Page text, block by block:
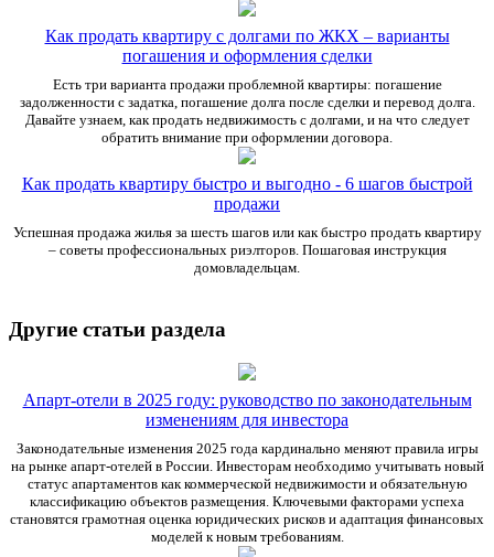
Как продать квартиру с долгами по ЖКХ – варианты
погашения и оформления сделки
Есть три варианта продажи проблемной квартиры: погашение
задолженности с задатка, погашение долга после сделки и перевод долга.
Давайте узнаем, как продать недвижимость с долгами, и на что следует
обратить внимание при оформлении договора.
Как продать квартиру быстро и выгодно - 6 шагов быстрой
продажи
Успешная продажа жилья за шесть шагов или как быстро продать квартиру
– советы профессиональных риэлторов. Пошаговая инструкция
домовладельцам.
Другие статьи раздела
Апарт-отели в 2025 году: руководство по законодательным
изменениям для инвестора
Законодательные изменения 2025 года кардинально меняют правила игры
на рынке апарт-отелей в России. Инвесторам необходимо учитывать новый
статус апартаментов как коммерческой недвижимости и обязательную
классификацию объектов размещения. Ключевыми факторами успеха
становятся грамотная оценка юридических рисков и адаптация финансовых
моделей к новым требованиям.